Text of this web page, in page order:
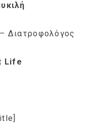
Διατροφολόγος
Life